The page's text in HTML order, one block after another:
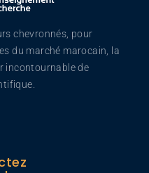
chevronnés, pour
du marché marocain, la
incontournable de